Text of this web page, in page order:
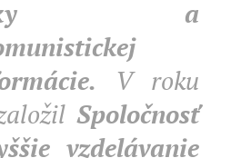
a
V roku
Spoločnosť
vzdelávanie